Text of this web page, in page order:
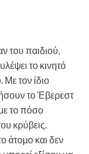
του παιδιού,
το κινητό
τον ίδιο
το Έβερεστ
το πόσο
κρύβεις.
άτομο και δεν